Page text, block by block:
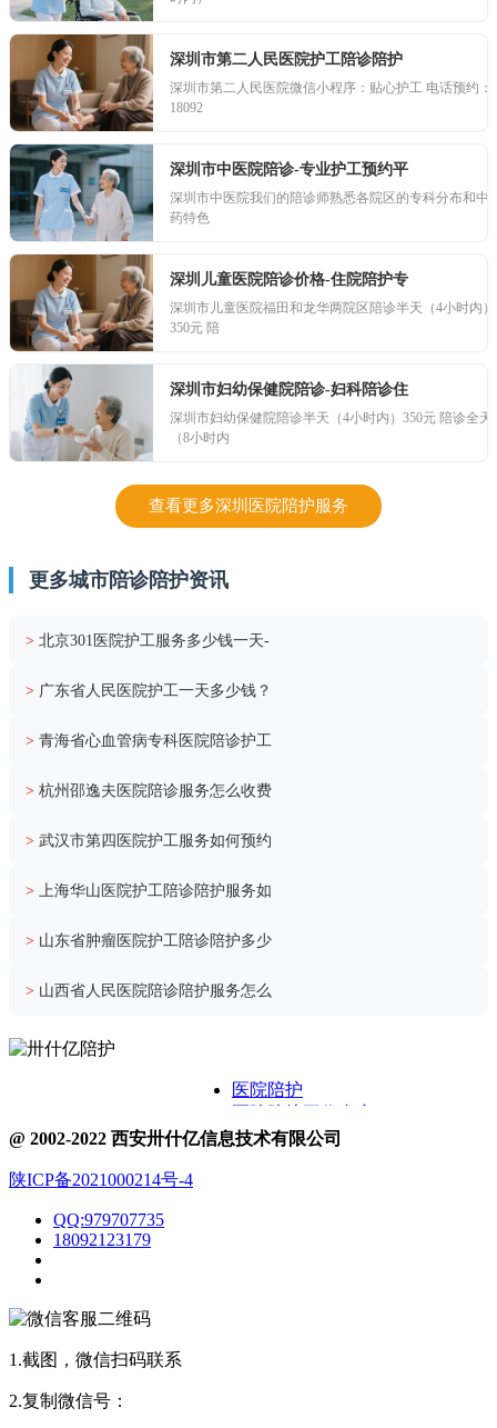
深圳市第二人民医院护工陪诊陪护
深圳市第二人民医院微信小程序：贴心护工 电话预约：
18092
深圳市中医院陪诊-专业护工预约平
深圳市中医院我们的陪诊师熟悉各院区的专科分布和中
药特色
深圳儿童医院陪诊价格-住院陪护专
深圳市儿童医院福田和龙华两院区陪诊半天（4小时内）
350元 陪
深圳市妇幼保健院陪诊-妇科陪诊住
深圳市妇幼保健院陪诊半天（4小时内）350元 陪诊全天
（8小时内
查看更多深圳医院陪护服务
更多城市陪诊陪护资讯
> 北京301医院护工服务多少钱一天-
> 广东省人民医院护工一天多少钱？
> 青海省心血管病专科医院陪诊护工
> 杭州邵逸夫医院陪诊服务怎么收费
> 武汉市第四医院护工服务如何预约
> 上海华山医院护工陪诊陪护服务如
> 山东省肿瘤医院护工陪诊陪护多少
> 山西省人民医院陪诊陪护服务怎么
医院陪护
关于卅什亿
@ 2002-2022 西安卅什亿信息技术有限公司
陕ICP备2021000214号-4
QQ:979707735
18092123179
1.截图，微信扫码联系
2.复制微信号：